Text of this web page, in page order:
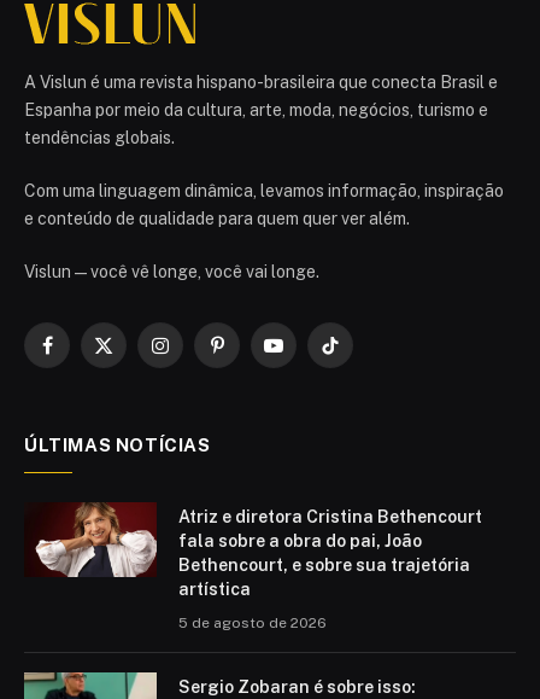
A Vislun é uma revista hispano-brasileira que conecta Brasil e
Espanha por meio da cultura, arte, moda, negócios, turismo e
tendências globais.
Com uma linguagem dinâmica, levamos informação, inspiração
e conteúdo de qualidade para quem quer ver além.
Vislun — você vê longe, você vai longe.
Facebook
X
InstagramPinterestYouTubeTikTok
ÚLTIMAS NOTÍCIAS
Atriz e diretora Cristina Bethencourt
fala sobre a obra do pai, João
Bethencourt, e sobre sua trajetória
artística
5 de agosto de 2026
Sergio Zobaran é sobre isso: